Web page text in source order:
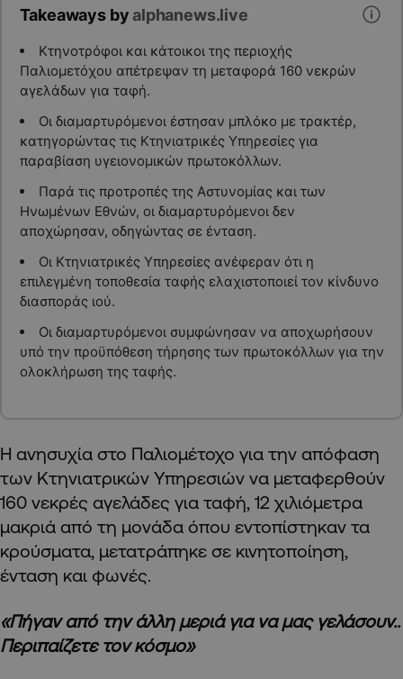
Takeaways byalphanews.live
Κτηνοτρόφοι και κάτοικοι της περιοχής
Παλιομετόχου απέτρεψαν τη μεταφορά 160 νεκρών
αγελάδων για ταφή.
Οι διαμαρτυρόμενοι έστησαν μπλόκο με τρακτέρ,
κατηγορώντας τις Κτηνιατρικές Υπηρεσίες για
παραβίαση υγειονομικών πρωτοκόλλων.
Παρά τις προτροπές της Αστυνομίας και των
Ηνωμένων Εθνών, οι διαμαρτυρόμενοι δεν
αποχώρησαν, οδηγώντας σε ένταση.
Οι Κτηνιατρικές Υπηρεσίες ανέφεραν ότι η
επιλεγμένη τοποθεσία ταφής ελαχιστοποιεί τον κίνδυνο
διασποράς ιού.
Οι διαμαρτυρόμενοι συμφώνησαν να αποχωρήσουν
υπό την προϋπόθεση τήρησης των πρωτοκόλλων για την
ολοκλήρωση της ταφής.
Η ανησυχία στο Παλιομέτοχο για την απόφαση
των Κτηνιατρικών Υπηρεσιών να μεταφερθούν
160 νεκρές αγελάδες για ταφή, 12 χιλιόμετρα
μακριά από τη μονάδα όπου εντοπίστηκαν τα
κρούσματα, μετατράπηκε σε κινητοποίηση,
ένταση και φωνές.
«Πήγαν από την άλλη μεριά για να μας γελάσουν..
Περιπαίζετε τον κόσμο»